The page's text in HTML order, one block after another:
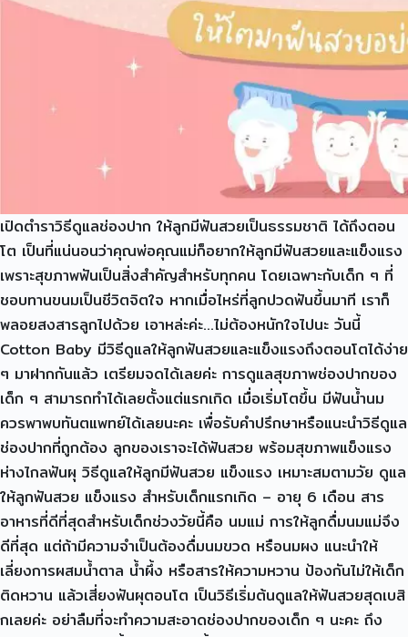
เปิดตำราวิธีดูแลช่องปาก ให้ลูกมีฟันสวยเป็นธรรมชาติ ได้ถึงตอน
โต เป็นที่แน่นอนว่าคุณพ่อคุณแม่ก็อยากให้ลูกมีฟันสวยและแข็งแรง
เพราะสุขภาพฟันเป็นสิ่งสำคัญสำหรับทุกคน โดยเฉพาะกับเด็ก ๆ ที่
ชอบทานขนมเป็นชีวิตจิตใจ หากเมื่อไหร่ที่ลูกปวดฟันขึ้นมาที เราก็
พลอยสงสารลูกไปด้วย เอาหล่ะค่ะ…ไม่ต้องหนักใจไปนะ วันนี้
Cotton Baby มีวิธีดูแลให้ลูกฟันสวยและแข็งแรงถึงตอนโตได้ง่าย
ๆ มาฝากกันแล้ว เตรียมจดได้เลยค่ะ การดูแลสุขภาพช่องปากของ
เด็ก ๆ สามารถทำได้เลยตั้งแต่แรกเกิด เมื่อเริ่มโตขึ้น มีฟันน้ำนม
ควรพาพบทันตแพทย์ได้เลยนะคะ เพื่อรับคำปรึกษาหรือแนะนำวิธีดูแล
ช่องปากที่ถูกต้อง ลูกของเราจะได้ฟันสวย พร้อมสุขภาพแข็งแรง
ห่างไกลฟันผุ วิธีดูแลให้ลูกมีฟันสวย แข็งแรง เหมาะสมตามวัย ดูแล
ให้ลูกฟันสวย แข็งแรง สำหรับเด็กแรกเกิด – อายุ 6 เดือน สาร
อาหารที่ดีที่สุดสำหรับเด็กช่วงวัยนี้คือ นมแม่ การให้ลูกดื่มนมแม่จึง
ดีที่สุด แต่ถ้ามีความจำเป็นต้องดื่มนมขวด หรือนมผง แนะนำให้
เลี่ยงการผสมน้ำตาล น้ำผึ้ง หรือสารให้ความหวาน ป้องกันไม่ให้เด็ก
ติดหวาน แล้วเสี่ยงฟันผุตอนโต เป็นวิธีเริ่มต้นดูแลให้ฟันสวยสุดเบสิ
กเลยค่ะ อย่าลืมที่จะทำความสะอาดช่องปากของเด็ก ๆ นะคะ ถึง